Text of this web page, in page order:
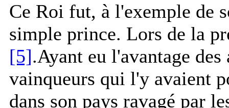
Ce Roi fut, à l'exemple de
simple prince. Lors de la
[5].Ayant eu l'avantage
vainqueurs qui l'y avaient
dans son pays ravagé par